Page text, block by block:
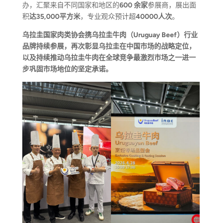
办，汇聚来自不同国家和地区的600余家参展商，展出面
积达35,000平方米，专业观众预计超40000人次。
乌拉圭国家肉类协会携乌拉圭牛肉（Uruguay Beef） 行业
品牌持续参展，再次彰显乌拉圭在中国市场的战略定位，
以及持续推动乌拉圭牛肉在全球竞争最激烈市场之一进一
步巩固市场地位的坚定承诺。